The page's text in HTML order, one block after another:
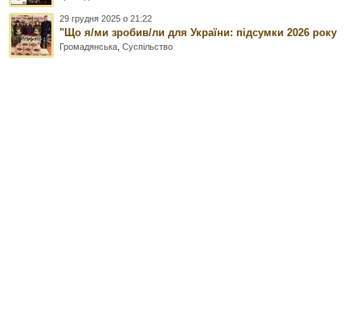
29 грудня 2025 о 21:22
"Що я/ми зробив/ли для України: підсумки 2026 року
Громадянська ,Суспільство